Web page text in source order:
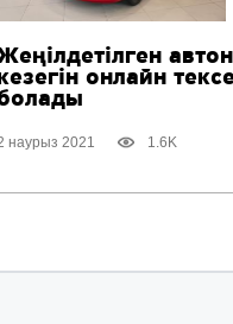
онлайн
наурыз 2021 1.6K